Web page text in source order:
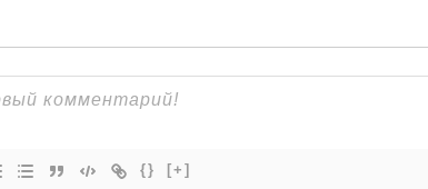
{} [+]